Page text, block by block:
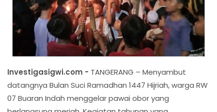
Investigasigwi.com - TANGERANG – Menyambut
datangnya Bulan Suci Ramadhan 1447 Hijriah, warga RW
07 Buaran Indah menggelar pawai obor yang